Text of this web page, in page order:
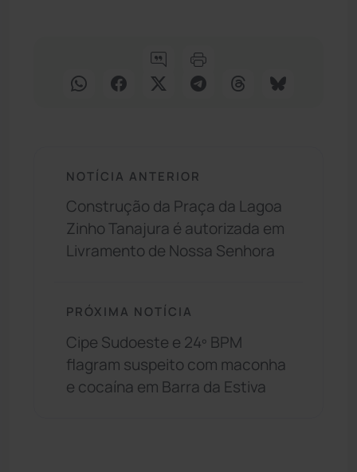
NOTÍCIA ANTERIOR
Construção da Praça da Lagoa
Zinho Tanajura é autorizada em
Livramento de Nossa Senhora
PRÓXIMA NOTÍCIA
Cipe Sudoeste e 24º BPM
flagram suspeito com maconha
e cocaína em Barra da Estiva